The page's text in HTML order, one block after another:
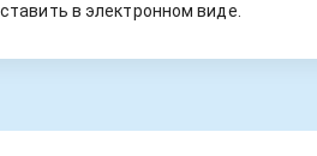
в электронном виде.